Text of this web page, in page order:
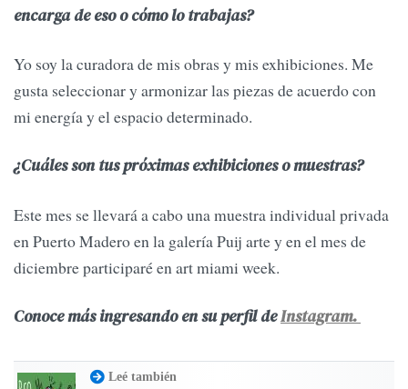
encarga de eso o cómo lo trabajas?
Yo soy la curadora de mis obras y mis exhibiciones. Me
gusta seleccionar y armonizar las piezas de acuerdo con
mi energía y el espacio determinado.
¿Cuáles son tus próximas exhibiciones o muestras?
Este mes se llevará a cabo una muestra individual privada
en Puerto Madero en la galería Puij arte y en el mes de
diciembre participaré en art miami week.
Conoce más ingresando en su perfil deInstagram.
Leé también